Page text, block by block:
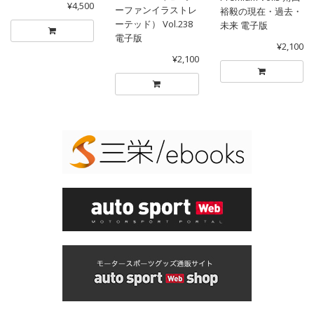
¥4,500
ーファンイラストレ
ーテッド） Vol.238
電子版
¥2,100
裕毅の現在・過去・
未来 電子版
¥2,100